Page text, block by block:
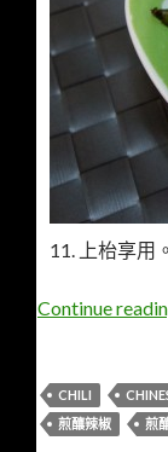
11. 上枱享用
Continue
CHILI
煎釀辣椒
煎